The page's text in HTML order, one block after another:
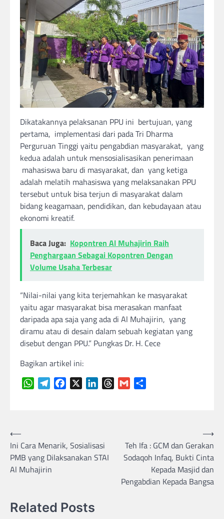
Dikatakannya pelaksanan PPU ini bertujuan, yang
pertama, implementasi dari pada Tri Dharma
Perguruan Tinggi yaitu pengabdian masyarakat, yang
kedua adalah untuk mensosialisasikan penerimaan
mahasiswa baru di masyarakat, dan yang ketiga
adalah melatih mahasiswa yang melaksanakan PPU
tersebut untuk bisa terjun di masyarakat dalam
bidang keagamaan, pendidikan, dan kebudayaan atau
ekonomi kreatif.
Baca Juga: Kopontren Al Muhajirin Raih
Penghargaan Sebagai Kopontren Dengan
Volume Usaha Terbesar
“Nilai-nilai yang kita terjemahkan ke masyarakat
yaitu agar masyarakat bisa merasakan manfaat
daripada apa saja yang ada di Al Muhajirin, yang
diramu atau di desain dalam sebuah kegiatan yang
disebut dengan PPU.” Pungkas Dr. H. Cece
Bagikan artikel ini:
WhatsAppTelegramFacebook LinkedInThreads
Gmail
Navigasi
pos
⟵
Ini Cara Menarik, Sosialisasi
PMB yang Dilaksanakan STAI
Al Muhajirin
Teh Ifa : GCM dan Gerakan
Sodaqoh Infaq, Bukti Cinta
Kepada Masjid dan
Pengabdian Kepada Bangsa
⟶
Related Posts